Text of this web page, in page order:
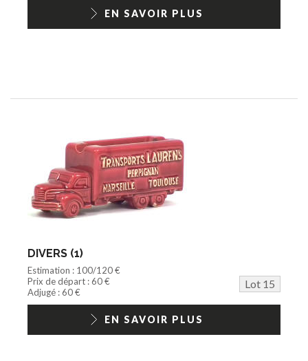
EN SAVOIR PLUS
DIVERS (1)
Estimation : 100/120 €
Prix de départ : 60 €
Lot 15
Adjugé : 60 €
EN SAVOIR PLUS